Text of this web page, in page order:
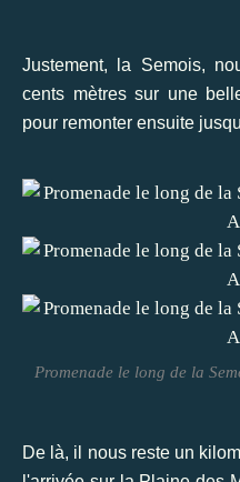
Justement, la Semois,
cents mètres sur une
pour remonter ensuite
Promenade le long de la
De là, il nous reste un